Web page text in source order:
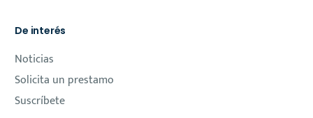
De interés
Noticias
Solicita un prestamo
Suscríbete